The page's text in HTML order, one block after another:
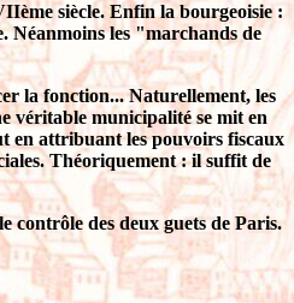
siècle. Enfin la bourgeoisie :
Néanmoins les "marchands de
la fonction... Naturellement, les
véritable municipalité se mit en
en attribuant les pouvoirs fiscaux
Théoriquement : il suffit de
contrôle des deux guets de Paris.